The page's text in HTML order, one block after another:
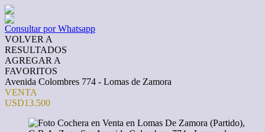
Consultar por Whatsapp
VOLVER A
RESULTADOS
AGREGAR A
FAVORITOS
Avenida Colombres 774 - Lomas de Zamora
VENTA
USD13.500